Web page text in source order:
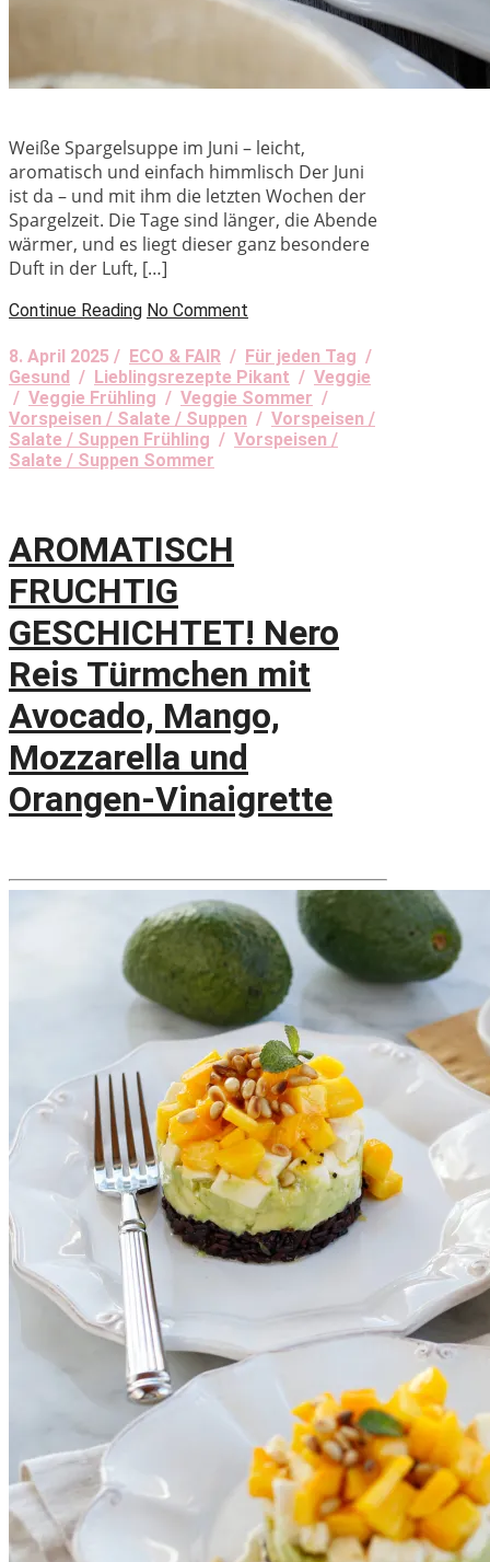
Weiße Spargelsuppe im Juni – leicht,
aromatisch und einfach himmlisch Der Juni
ist da – und mit ihm die letzten Wochen der
Spargelzeit. Die Tage sind länger, die Abende
wärmer, und es liegt dieser ganz besondere
Duft in der Luft, […]
Continue Reading No Comment
8. April 2025 / ECO & FAIR / Für jeden Tag /
Gesund / Lieblingsrezepte Pikant / Veggie
/ Veggie Frühling / Veggie Sommer /
Vorspeisen / Salate / Suppen / Vorspeisen /
Salate / Suppen Frühling / Vorspeisen /
Salate / Suppen Sommer
AROMATISCH
FRUCHTIG
GESCHICHTET! Nero
Reis Türmchen mit
Avocado, Mango,
Mozzarella und
Orangen-Vinaigrette